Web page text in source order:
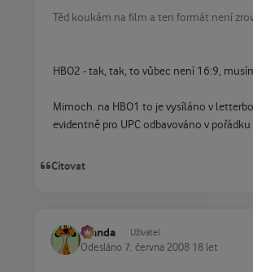
Těd koukám na film a ten formát není
HBO2 - tak, tak, to vůbec není 16:9,
Mimoch. na HBO1 to je vysíláno v
evidentně pro UPC odbavováno v pořádku
Citovat
Standa Uživatel
Odesláno 7. června 2008 18 let